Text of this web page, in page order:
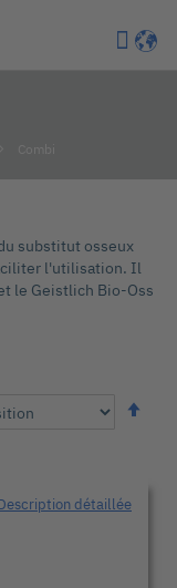
Mon
substitut osseux
l'utilisation. Il
le Geistlich Bio-Oss
détaillée